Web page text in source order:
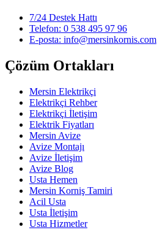
7/24 Destek Hattı
Telefon: 0 538 495 97 96
E-posta: info@mersinkornis.com
Çözüm Ortakları
Mersin Elektrikçi
Elektrikçi Rehber
Elektrikçi İletişim
Elektrik Fiyatları
Mersin Avize
Avize Montajı
Avize İletişim
Avize Blog
Usta Hemen
Mersin Korniş Tamiri
Acil Usta
Usta İletişim
Usta Hizmetler